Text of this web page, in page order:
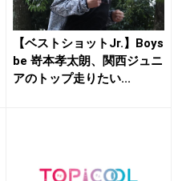
【ベストショットJr.】Boys
be 嵜本孝太朗、関西ジュニ
アのトップ走りたい...